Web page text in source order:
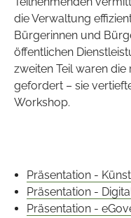
die Verwaltung
Bürgerinnen und
öffentlichen
zweiten Teil waren
gefordert – sie
Workshop.
Präsentation -
Präsentation -
Präsentation -